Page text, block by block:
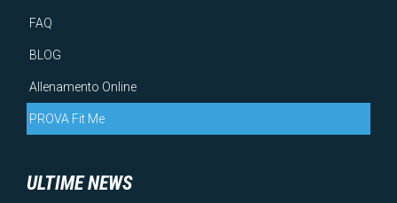
FAQ
BLOG
Allenamento Online
PROVA Fit Me
ULTIME NEWS